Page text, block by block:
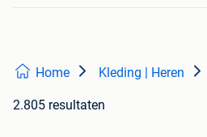
Home Kleding | Heren
2.805 resultaten